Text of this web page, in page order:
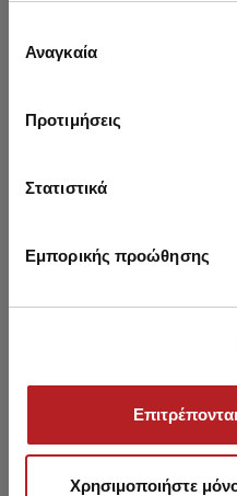
των υπηρεσιών τους.
συγκατάθεσης
Αναγκαία
Προτιμήσεις
Στατιστικά
Εμπορικής προώθησης
Χρησιμοποιήστε